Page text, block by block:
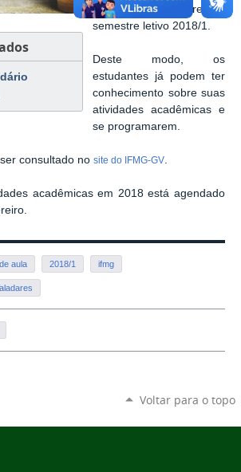
Governador Valadares no
semestre letivo 2018/1.
Deste modo, os
estudantes já podem ter
conhecimento sobre suas
atividades acadêmicas e
se programarem.
consultado no site do IFMG-GV
acadêmicas em 2018 está agendado
aula 2018/1 ifmg
Voltar para o topo